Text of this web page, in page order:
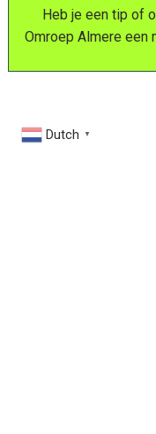
Heb je een tip of
Omroep Almere een
Dutch ▼